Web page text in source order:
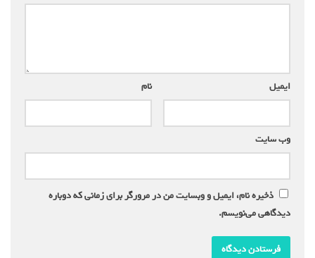
نام ایمیل
وب‌ سایت
ذخیره نام، ایمیل و وبسایت من در مرورگر برای زمانی که دوباره
دیدگاهی می‌نویسم.